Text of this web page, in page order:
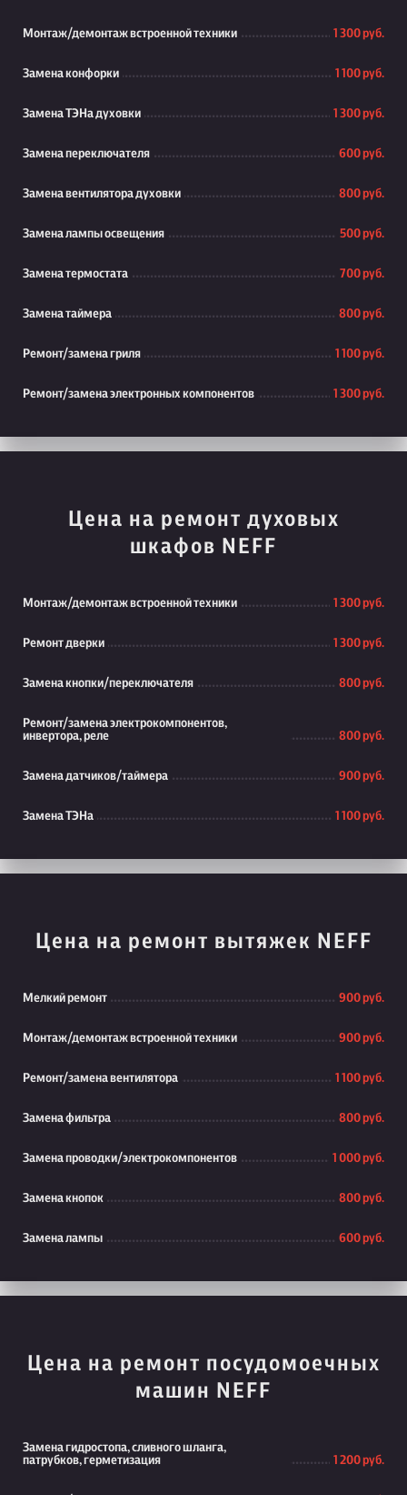
Монтаж/демонтаж встроенной техники 1 300 руб.
Замена конфорки 1 100 руб.
Замена ТЭНа духовки 1 300 руб.
Замена переключателя 600 руб.
Замена вентилятора духовки 800 руб.
Замена лампы освещения 500 руб.
Замена термостата 700 руб.
Замена таймера 800 руб.
Ремонт/замена гриля 1 100 руб.
Ремонт/замена электронных компонентов 1 300 руб.
Цена на ремонт духовых
шкафов NEFF
Монтаж/демонтаж встроенной техники 1 300 руб.
Ремонт дверки 1 300 руб.
Замена кнопки/переключателя 800 руб.
Ремонт/замена электрокомпонентов,
инвертора, реле
800 руб.
Замена датчиков/таймера 900 руб.
Замена ТЭНа 1 100 руб.
Цена на ремонт вытяжек NEFF
Мелкий ремонт 900 руб.
Монтаж/демонтаж встроенной техники 900 руб.
Ремонт/замена вентилятора 1 100 руб.
Замена фильтра 800 руб.
Замена проводки/электрокомпонентов 1 000 руб.
Замена кнопок 800 руб.
Замена лампы 600 руб.
Цена на ремонт посудомоечных
машин NEFF
Замена гидростопа, сливного шланга,
патрубков, герметизация
1 200 руб.